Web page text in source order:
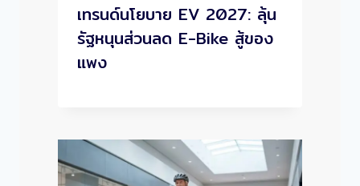
เทรนด์นโยบาย EV 2027: ลุ้น
รัฐหนุนส่วนลด E-Bike สู้ของ
แพง